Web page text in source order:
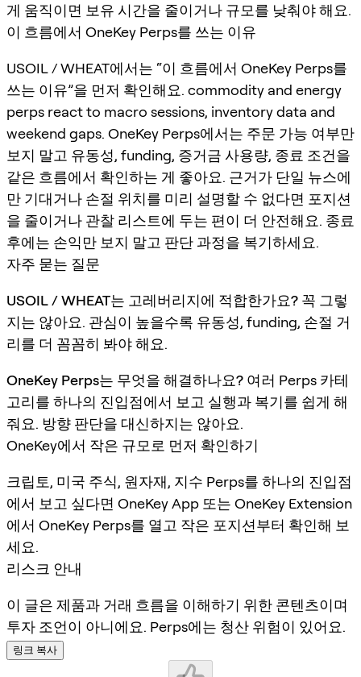
게 움직이면 보유 시간을 줄이거나 규모를 낮춰야 해요.
이 흐름에서 OneKey Perps를 쓰는 이유
USOIL / WHEAT에서는 “이 흐름에서 OneKey Perps를
쓰는 이유”을 먼저 확인해요. commodity and energy
perps react to macro sessions, inventory data and
weekend gaps. OneKey Perps에서는 주문 가능 여부만
보지 말고 유동성, funding, 증거금 사용량, 종료 조건을
같은 흐름에서 확인하는 게 좋아요. 근거가 단일 뉴스에
만 기대거나 손절 위치를 미리 설명할 수 없다면 포지션
을 줄이거나 관찰 리스트에 두는 편이 더 안전해요. 종료
후에는 손익만 보지 말고 판단 과정을 복기하세요.
자주 묻는 질문
USOIL / WHEAT는 고레버리지에 적합한가요? 꼭 그렇
지는 않아요. 관심이 높을수록 유동성, funding, 손절 거
리를 더 꼼꼼히 봐야 해요.
OneKey Perps는 무엇을 해결하나요? 여러 Perps 카테
고리를 하나의 진입점에서 보고 실행과 복기를 쉽게 해
줘요. 방향 판단을 대신하지는 않아요.
OneKey에서 작은 규모로 먼저 확인하기
크립토, 미국 주식, 원자재, 지수 Perps를 하나의 진입점
에서 보고 싶다면 OneKey App 또는 OneKey Extension
에서 OneKey Perps를 열고 작은 포지션부터 확인해 보
세요.
리스크 안내
이 글은 제품과 거래 흐름을 이해하기 위한 콘텐츠이며
투자 조언이 아니에요. Perps에는 청산 위험이 있어요.
링크 복사